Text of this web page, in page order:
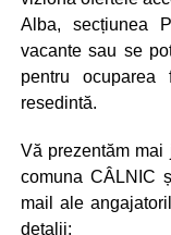
Alba, secțiunea
vacante sau se
pentru
resedintă.
Vă prezentăm
comuna CÂLNIC
mail ale
detalii: